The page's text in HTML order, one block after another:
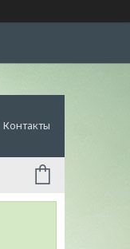
Контакты